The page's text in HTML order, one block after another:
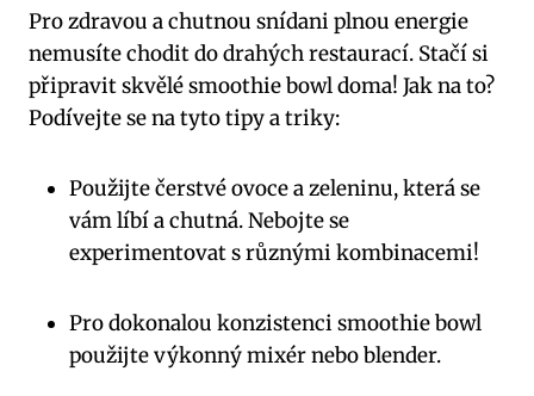
Pro zdravou a chutnou snídani plnou energie
nemusíte chodit do drahých restaurací. Stačí si
připravit skvělé smoothie bowl doma! Jak na to?
Podívejte se na tyto tipy a triky:
Použijte čerstvé ovoce a zeleninu, která se
vám líbí a chutná. Nebojte se
experimentovat s různými kombinacemi!
Pro dokonalou konzistenci smoothie bowl
použijte výkonný mixér nebo blender.